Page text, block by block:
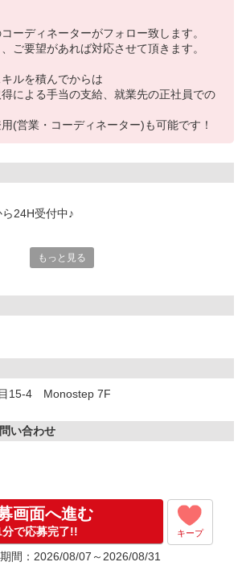
ーディネーターがフォロー致します。
ご要望があれば対応させて頂きます。
ルを積んでからは
による手当の支給、就業先の正社員での
(営業・コーディネーター)も可能です！
ら24H受付中♪
に、メールorお電話でご連絡します。
など）・出張面接・事務所面接と選べま
）
見学の調整もOKです！
♪
もっと見る
15-4 Monostep 7F
い合わせ
画面へ進む
分で応募完了!! キープ
間：2026/08/07～2026/08/31